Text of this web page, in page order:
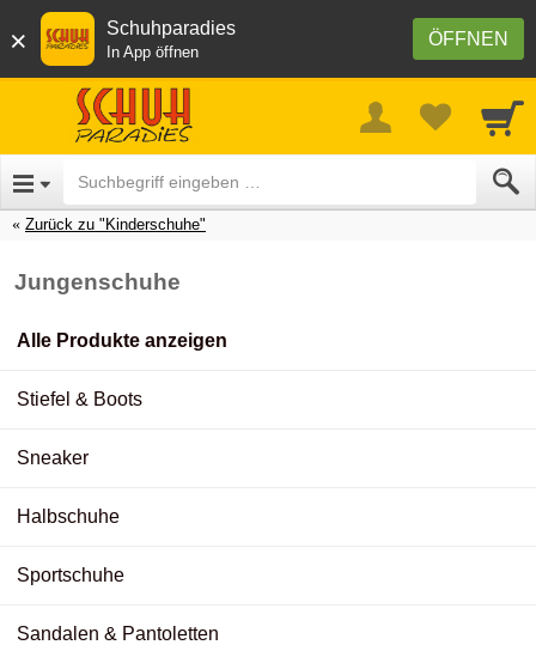
× ÖFFNEN
Schuhparadies
In App öffnen
Zurück zu "Kinderschuhe"
Jungenschuhe
Alle Produkte anzeigen
Stiefel & Boots
Sneaker
Halbschuhe
Sportschuhe
Sandalen & Pantoletten